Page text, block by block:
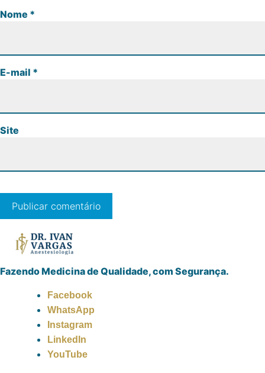
Nome *
E-mail *
Site
Fazendo Medicina de Qualidade, com Segurança.
Facebook
WhatsApp
Instagram
LinkedIn
YouTube